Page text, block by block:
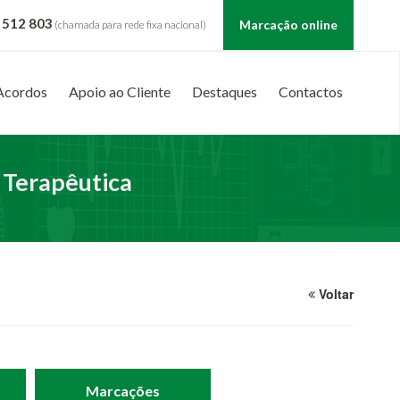
803 (chamada para rede fixa nacional) Marcação online
Apoio ao Cliente Destaques Contactos
Voltar
Marcações